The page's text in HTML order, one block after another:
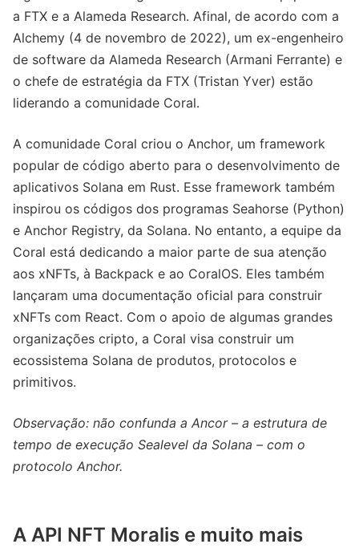
a FTX e a Alameda Research. Afinal, de acordo com a
Alchemy (4 de novembro de 2022), um ex-engenheiro
de software da Alameda Research (Armani Ferrante) e
o chefe de estratégia da FTX (Tristan Yver) estão
liderando a comunidade Coral.
A comunidade Coral criou o Anchor, um framework
popular de código aberto para o desenvolvimento de
aplicativos Solana em Rust. Esse framework também
inspirou os códigos dos programas Seahorse (Python)
e Anchor Registry, da Solana. No entanto, a equipe da
Coral está dedicando a maior parte de sua atenção
aos xNFTs, à Backpack e ao CoralOS. Eles também
lançaram uma documentação oficial para construir
xNFTs com React. Com o apoio de algumas grandes
organizações cripto, a Coral visa construir um
ecossistema Solana de produtos, protocolos e
primitivos.
Observação: não confunda a Ancor – a estrutura de
tempo de execução Sealevel da Solana – com o
protocolo Anchor.
A API NFT Moralis e muito mais